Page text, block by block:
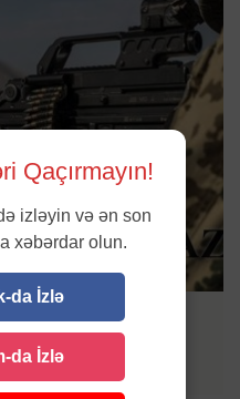
Qaçırmayın!
izləyin və ən son
xəbərdar olun.
da İzlə
da İzlə